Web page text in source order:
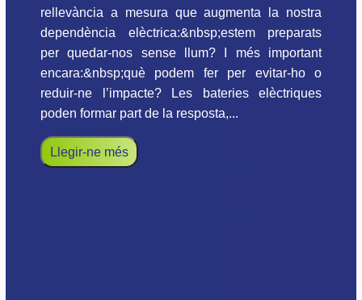
rellevància a mesura que augmenta la nostra
dependència elèctrica:&nbsp;estem preparats
per quedar-nos sense llum? I més important
encara:&nbsp;què podem fer per evitar-ho o
reduir-ne l’impacte? Les bateries elèctriques
poden formar part de la resposta,...
Llegir-ne més